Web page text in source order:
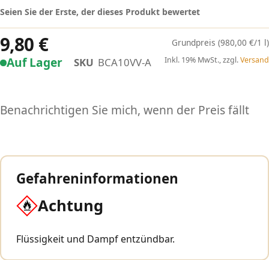
Auf Lager SKU BCA10VV-A
Seien Sie der Erste, der dieses Produkt bewertet
9,80 € (980,00 €/1 l)
Inkl. 19% MwSt., zzgl.Versand
Benachrichtigen Sie mich, wenn der Preis fällt
Gefahreninformationen
Achtung
Flüssigkeit und Dampf entzündbar.